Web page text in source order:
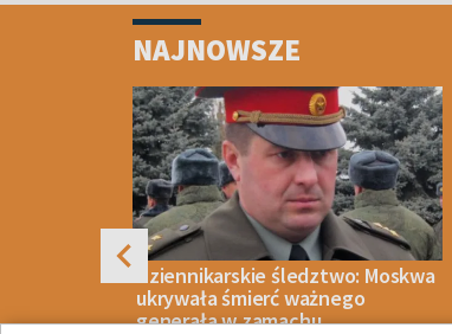
NAJNOWSZE
Dziennikarskie śledztwo: Moskwa
ukrywała śmierć ważnego
generała w zamachu